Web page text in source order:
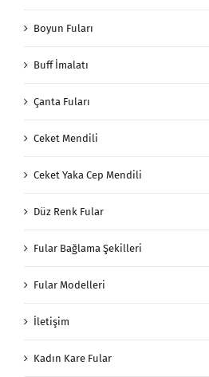
Boyun Fuları
Buff İmalatı
Çanta Fuları
Ceket Mendili
Ceket Yaka Cep Mendili
Düz Renk Fular
Fular Bağlama Şekilleri
Fular Modelleri
İletişim
Kadın Kare Fular